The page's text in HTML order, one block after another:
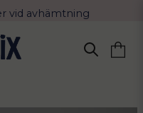
vid avhämtning
med Postnord